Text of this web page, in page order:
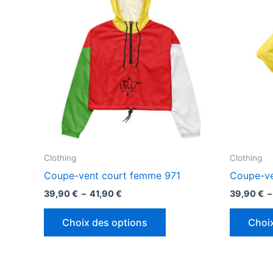
Clothing
Coupe-vent court femme 971
39,90€ – 41,90€
39,90 €
à
Choix des options
Ce
Clothing
Coupe-
39,90€ –